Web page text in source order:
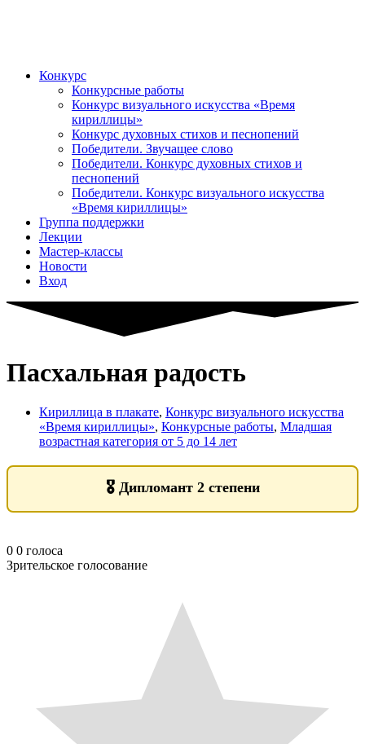
Конкурс
Конкурсные работы
Конкурс визуального искусства «Время
кириллицы»
Конкурс духовных стихов и песнопений
Победители. Звучащее слово
Победители. Конкурс духовных стихов и
песнопений
Победители. Конкурс визуального искусства
«Время кириллицы»
Группа поддержки
Лекции
Мастер-классы
Новости
Вход
Пасхальная радость
Кириллица в плакате, Конкурс визуального искусства
«Время кириллицы», Конкурсные работы, Младшая
возрастная категория от 5 до 14 лет
🎖️ Дипломант 2 степени
0 0 голоса
Зрительское голосование